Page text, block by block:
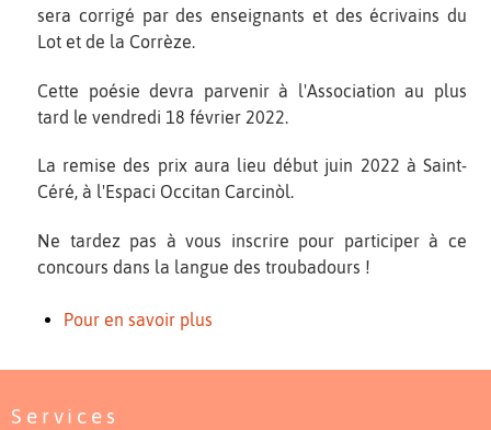
sera corrigé par des enseignants et des écrivains du
Lot et de la Corrèze.
Cette poésie devra parvenir à l'Association au plus
tard le vendredi 18 février 2022.
La remise des prix aura lieu début juin 2022 à Saint-
Céré, à l'Espaci Occitan Carcinòl.
Ne tardez pas à vous inscrire pour participer à ce
concours dans la langue des troubadours !
Pour en savoir plus
Services